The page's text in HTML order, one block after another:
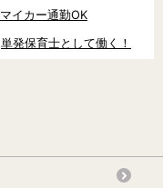
マイカー通勤OK
単発保育士として働く！